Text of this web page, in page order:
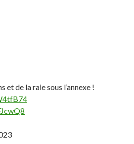
et de la raie sous l’annexe !